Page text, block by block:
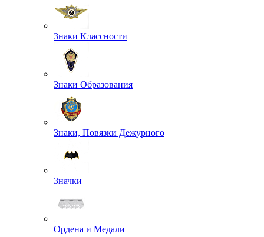
Знаки Классности
Знаки Образования
Знаки, Повязки Дежурного
Значки
Ордена и Медали